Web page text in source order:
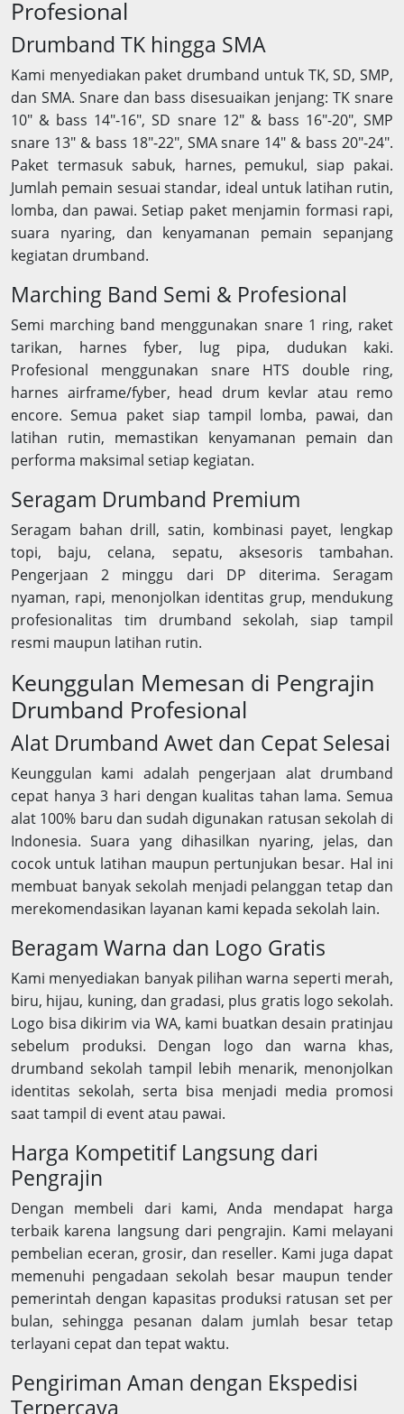
Profesional
Drumband TK hingga SMA
Kami menyediakan paket drumband untuk TK, SD, SMP,
dan SMA. Snare dan bass disesuaikan jenjang: TK snare
10″ & bass 14″-16″, SD snare 12″ & bass 16″-20″, SMP
snare 13″ & bass 18″-22″, SMA snare 14″ & bass 20″-24″.
Paket termasuk sabuk, harnes, pemukul, siap pakai.
Jumlah pemain sesuai standar, ideal untuk latihan rutin,
lomba, dan pawai. Setiap paket menjamin formasi rapi,
suara nyaring, dan kenyamanan pemain sepanjang
kegiatan drumband.
Marching Band Semi & Profesional
Semi marching band menggunakan snare 1 ring, raket
tarikan, harnes fyber, lug pipa, dudukan kaki.
Profesional menggunakan snare HTS double ring,
harnes airframe/fyber, head drum kevlar atau remo
encore. Semua paket siap tampil lomba, pawai, dan
latihan rutin, memastikan kenyamanan pemain dan
performa maksimal setiap kegiatan.
Seragam Drumband Premium
Seragam bahan drill, satin, kombinasi payet, lengkap
topi, baju, celana, sepatu, aksesoris tambahan.
Pengerjaan 2 minggu dari DP diterima. Seragam
nyaman, rapi, menonjolkan identitas grup, mendukung
profesionalitas tim drumband sekolah, siap tampil
resmi maupun latihan rutin.
Keunggulan Memesan di Pengrajin
Drumband Profesional
Alat Drumband Awet dan Cepat Selesai
Keunggulan kami adalah pengerjaan alat drumband
cepat hanya 3 hari dengan kualitas tahan lama. Semua
alat 100% baru dan sudah digunakan ratusan sekolah di
Indonesia. Suara yang dihasilkan nyaring, jelas, dan
cocok untuk latihan maupun pertunjukan besar. Hal ini
membuat banyak sekolah menjadi pelanggan tetap dan
merekomendasikan layanan kami kepada sekolah lain.
Beragam Warna dan Logo Gratis
Kami menyediakan banyak pilihan warna seperti merah,
biru, hijau, kuning, dan gradasi, plus gratis logo sekolah.
Logo bisa dikirim via WA, kami buatkan desain pratinjau
sebelum produksi. Dengan logo dan warna khas,
drumband sekolah tampil lebih menarik, menonjolkan
identitas sekolah, serta bisa menjadi media promosi
saat tampil di event atau pawai.
Harga Kompetitif Langsung dari
Pengrajin
Dengan membeli dari kami, Anda mendapat harga
terbaik karena langsung dari pengrajin. Kami melayani
pembelian eceran, grosir, dan reseller. Kami juga dapat
memenuhi pengadaan sekolah besar maupun tender
pemerintah dengan kapasitas produksi ratusan set per
bulan, sehingga pesanan dalam jumlah besar tetap
terlayani cepat dan tepat waktu.
Pengiriman Aman dengan Ekspedisi
Terpercaya